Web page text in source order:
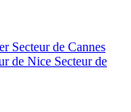
Secteur de Cannes
de Nice Secteur de